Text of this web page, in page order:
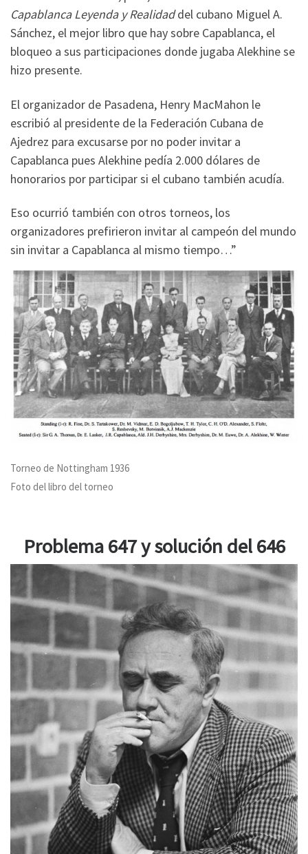
Capablanca Leyenda y Realidaddel cubano Miguel A.
Sánchez, el mejor libro que hay sobre Capablanca, el
bloqueo a sus participaciones donde jugaba Alekhine se
hizo presente.
El organizador de Pasadena, Henry MacMahon le
escribió al presidente de la Federación Cubana de
Ajedrez para excusarse por no poder invitar a
Capablanca pues Alekhine pedía 2.000 dólares de
honorarios por participar si el cubano también acudía.
Eso ocurrió también con otros torneos, los
organizadores prefirieron invitar al campeón del mundo
sin invitar a Capablanca al mismo tiempo…”
Torneo de Nottingham 1936
Foto del libro del torneo
Problema 647 y solución del 646